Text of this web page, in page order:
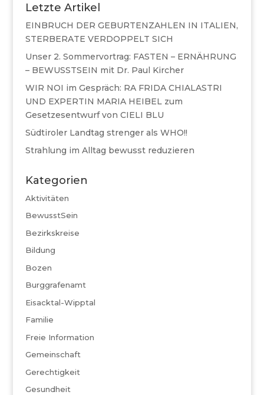
Letzte Artikel
EINBRUCH DER GEBURTENZAHLEN IN ITALIEN,
STERBERATE VERDOPPELT SICH
Unser 2. Sommervortrag: FASTEN – ERNÄHRUNG
– BEWUSSTSEIN mit Dr. Paul Kircher
WIR NOI im Gespräch: RA FRIDA CHIALASTRI
UND EXPERTIN MARIA HEIBEL zum
Gesetzesentwurf von CIELI BLU
Südtiroler Landtag strenger als WHO!!
Strahlung im Alltag bewusst reduzieren
Kategorien
Aktivitäten
BewusstSein
Bezirkskreise
Bildung
Bozen
Burggrafenamt
Eisacktal-Wipptal
Familie
Freie Information
Gemeinschaft
Gerechtigkeit
Gesundheit